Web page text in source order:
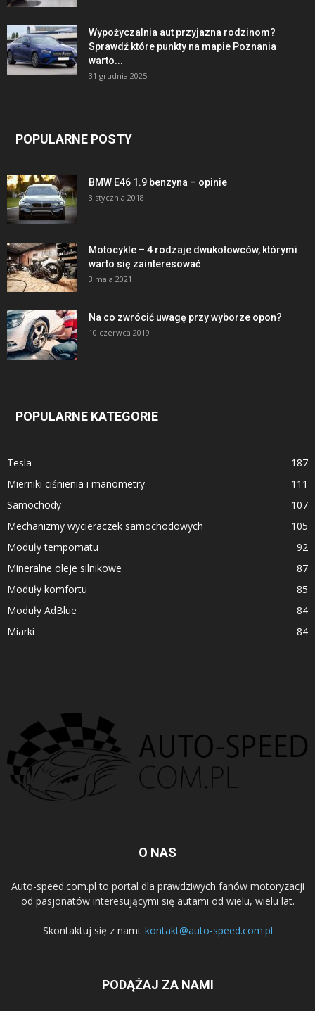
Wypożyczalnia aut przyjazna rodzinom?
Sprawdź które punkty na mapie Poznania
warto...
31 grudnia 2025
POPULARNE POSTY
BMW E46 1.9 benzyna – opinie
3 stycznia 2018
Motocykle – 4 rodzaje dwukołowców, którymi
warto się zainteresować
3 maja 2021
Na co zwrócić uwagę przy wyborze opon?
10 czerwca 2019
POPULARNE KATEGORIE
Tesla
187
Mierniki ciśnienia i manometry
111
Samochody
107
Mechanizmy wycieraczek samochodowych
105
Moduły tempomatu
92
Mineralne oleje silnikowe
87
Moduły komfortu
85
Moduły AdBlue
84
Miarki
84
O NAS
Auto-speed.com.pl to portal dla prawdziwych fanów motoryzacji
od pasjonatów interesującymi się autami od wielu, wielu lat.
Skontaktuj się z nami: kontakt@auto-speed.com.pl
PODĄŻAJ ZA NAMI